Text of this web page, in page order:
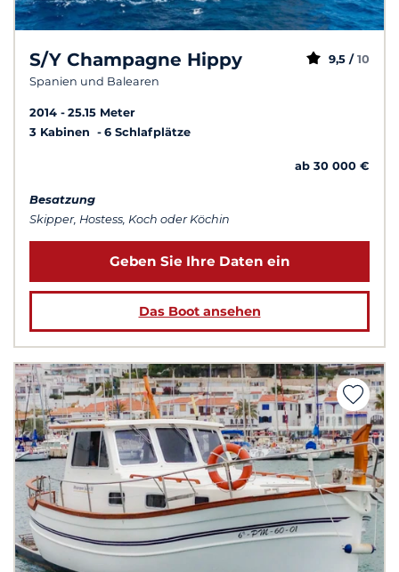
S/Y Champagne Hippy
Spanien und Balearen
9,5 / 10
2014
25.15 Meter
3 Kabinen
6 Schlafplätze
ab 30 000 €
Besatzung
Skipper, Hostess, Koch oder Köchin
Geben Sie Ihre Daten ein
Das Boot ansehen